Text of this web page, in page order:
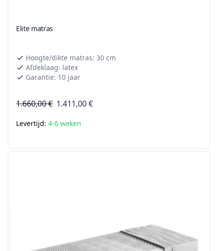
Elite matras
Hoogte/dikte matras: 30 cm
Afdeklaag: latex
Garantie: 10 jaar
1.660,00 € 1.411,00 €
Levertijd: 4-6 weken